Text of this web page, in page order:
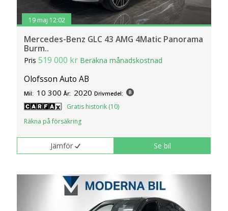
19 maj 12:02
Mercedes-Benz GLC 43 AMG 4Matic Panorama
Burm..
Pris519 000 kr Beräkna månadskostnad
Olofsson Auto AB
Mil: 10 300 År: 2020 Drivmedel:
Gratis historik (10)
Räkna på försäkring
Jämför Se bil